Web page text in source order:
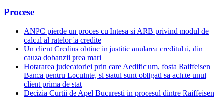
Procese
ANPC pierde un proces cu Intesa si ARB privind modul de
calcul al ratelor la credite
Un client Credius obtine in justitie anularea creditului, din
cauza dobanzii prea mari
Hotararea judecatoriei prin care Aedificium, fosta Raiffeisen
Banca pentru Locuinte, si statul sunt obligati sa achite unui
client prima de stat
Decizia Curtii de Apel Bucuresti in procesul dintre Raiffeisen